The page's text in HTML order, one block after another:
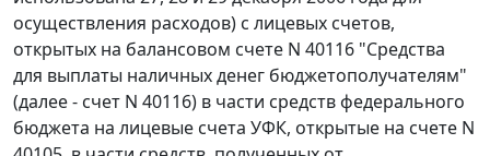
осуществления расходов) с лицевых счетов,
открытых на балансовом счете N 40116 "Средства
для выплаты наличных денег бюджетополучателям"
(далее - счет N 40116) в части средств федерального
бюджета на лицевые счета УФК, открытые на счете N